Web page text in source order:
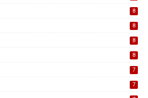
8
8
8
8
7
7